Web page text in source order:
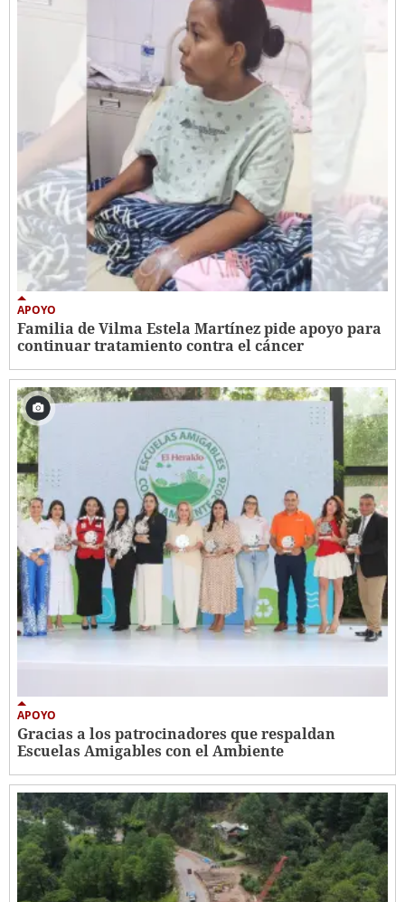
APOYO
Familia de Vilma Estela Martínez pide apoyo para
continuar tratamiento contra el cáncer
APOYO
Gracias a los patrocinadores que respaldan
Escuelas Amigables con el Ambiente